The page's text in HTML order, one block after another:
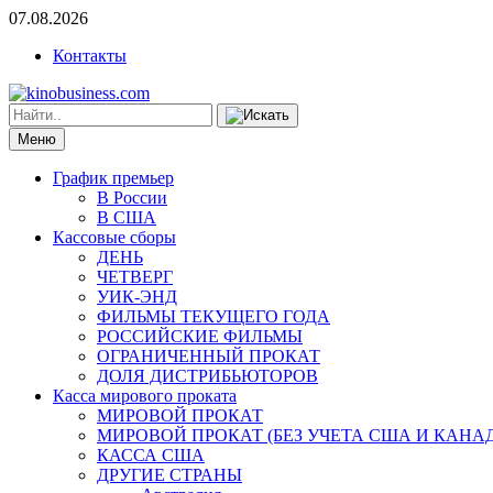
07.08.2026
Контакты
Меню
График премьер
В России
В США
Кассовые сборы
ДЕНЬ
ЧЕТВЕРГ
УИК-ЭНД
ФИЛЬМЫ ТЕКУЩЕГО ГОДА
РОССИЙСКИЕ ФИЛЬМЫ
ОГРАНИЧЕННЫЙ ПРОКАТ
ДОЛЯ ДИСТРИБЬЮТОРОВ
Касса мирового проката
МИРОВОЙ ПРОКАТ
МИРОВОЙ ПРОКАТ (БЕЗ УЧЕТА США И
КАССА США
ДРУГИЕ СТРАНЫ